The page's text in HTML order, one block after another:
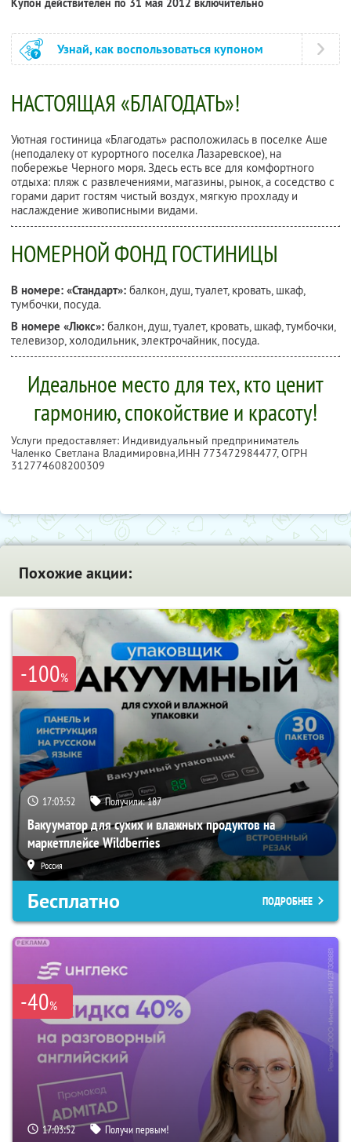
Купон действителен по 31 мая 2012 включительно
Узнай, как воспользоваться купоном
НАСТОЯЩАЯ «БЛАГОДАТЬ»!
Уютная гостиница «Благодать» расположилась в поселке Аше
(неподалеку от курортного поселка Лазаревское), на
побережье Черного моря. Здесь есть все для комфортного
отдыха: пляж с развлечениями, магазины, рынок, а соседство с
горами дарит гостям чистый воздух, мягкую прохладу и
наслаждение живописными видами.
НОМЕРНОЙ ФОНД ГОСТИНИЦЫ
В номере: «Стандарт»: балкон, душ, туалет, кровать, шкаф,
тумбочки, посуда.
В номере «Люкс»: балкон, душ, туалет, кровать, шкаф, тумбочки,
телевизор, холодильник, электрочайник, посуда.
Идеальное место для тех, кто ценит
гармонию, спокойствие и красоту!
Услуги предоставляет: Индивидуальный предприниматель
Чаленко Светлана Владимировна,ИНН 773472984477, ОГРН
312774608200309
Похожие акции:
-100%
17:03:50 Получили:187
Вакууматор для сухих и влажных продуктов на
маркетплейсе Wildberries
Россия
Бесплатно ПОДРОБНЕЕ
-40%
17:03:50 Получи первым!